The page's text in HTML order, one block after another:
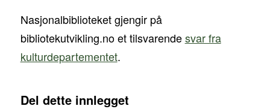
Nasjonalbiblioteket gjengir på
bibliotekutvikling.no et tilsvarendesvar fra
kulturdepartementet.
Del dette innlegget